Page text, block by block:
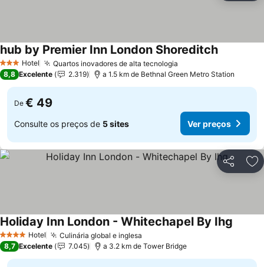
3 EstrelasHotel Quartos inovadores de alta tecnologia
hub by Premier Inn London ShoreditchVer
8,8 Excelente 2.319 a 1.5 km de Bethnal Green Metro Station
De € 49
Consulte os preços de 5 sites Ver preços
Partilhar
4 EstrelasHotel Culinária global e inglesa
Holiday Inn London - Whitechapel By Ihg
8,7 Excelente 7.045 a 3.2 km de Tower Bridge